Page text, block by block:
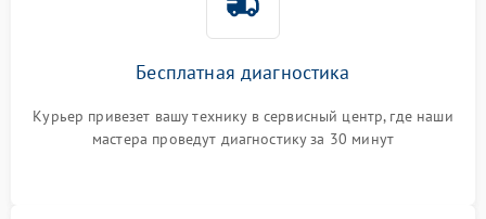
Бесплатная диагностика
Курьер привезет вашу технику в сервисный центр, где наши
мастера проведут диагностику за 30 минут